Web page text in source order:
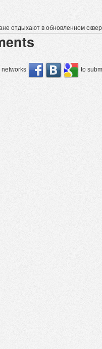
отдыхают в обновленном
networks to